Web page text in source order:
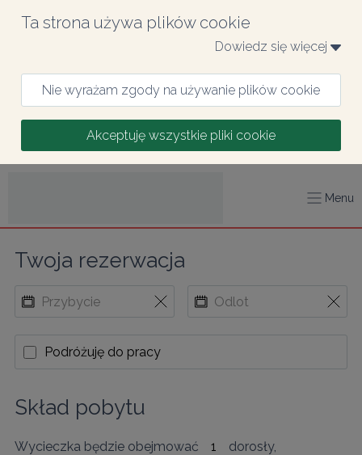
Ta strona używa plików cookie
Dowiedz się więcej
Nie wyrażam zgody na używanie plików cookie
Akceptuję wszystkie pliki cookie
Menu
Twoja rezerwacja
Podróżuję do pracy
Skład pobytu
Wycieczka będzie obejmować dorosły,